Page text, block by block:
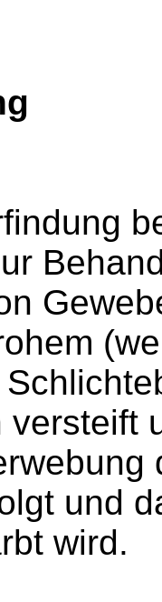
versteift
und
wird.